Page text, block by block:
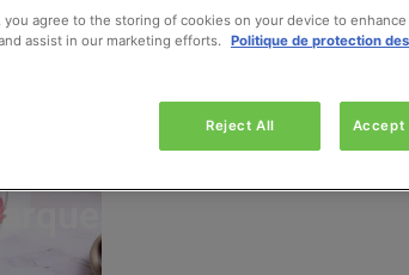
you agree to the storing of cookies on your device to
assist in our marketing efforts. Politique de protection
Reject All Accept